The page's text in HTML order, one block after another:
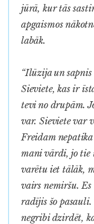
jūrā, kur tās
apgaismos
labāk.
“Ilūzija un sapnis
Sieviete, kas ir
tevi no drupām.
var. Sieviete var
Freidam
mani vārdi, jo tie
varētu iet tālāk,
vairs nemiršu.
radījis šo pasauli.
negribi dzirdēt,